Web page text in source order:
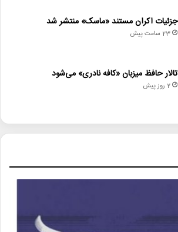
جزئیات اکران مستند «ماسک» منتشر شد
23 ساعت پیش
تالار حافظ میزبان «کافه نادری» می‌شود
2 روز پیش